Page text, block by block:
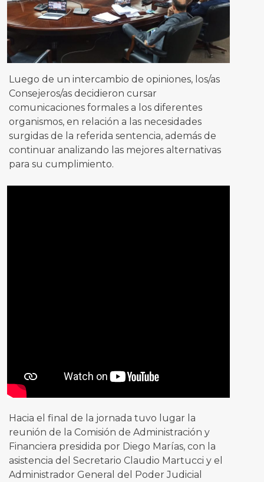
Luego de un intercambio de opiniones, los/as
Consejeros/as decidieron cursar
comunicaciones formales a los diferentes
organismos, en relación a las necesidades
surgidas de la referida sentencia, además de
continuar analizando las mejores alternativas
para su cumplimiento.
Hacia el final de la jornada tuvo lugar la
reunión de la Comisión de Administración y
Financiera presidida por Diego Marías, con la
asistencia del Secretario Claudio Martucci y el
Administrador General del Poder Judicial